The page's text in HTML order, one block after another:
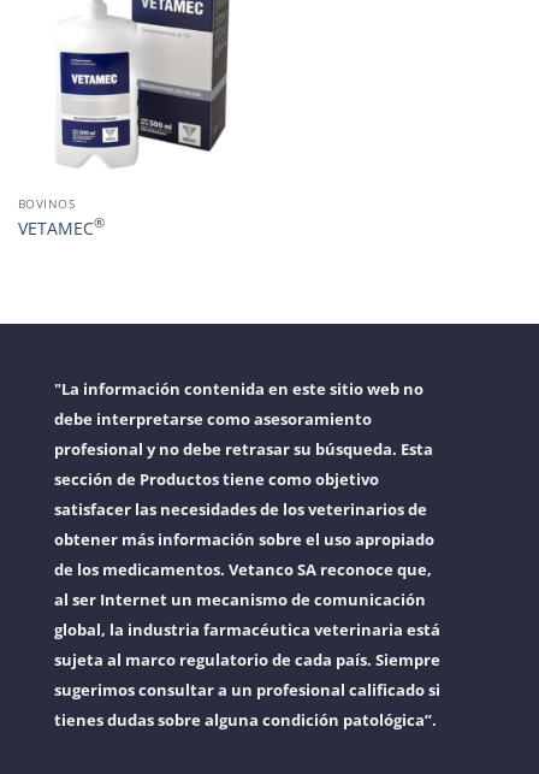
BOVINOS
VETAMEC®
"La información contenida en este sitio web no
debe interpretarse como asesoramiento
profesional y no debe retrasar su búsqueda. Esta
sección de Productos tiene como objetivo
satisfacer las necesidades de los veterinarios de
obtener más información sobre el uso apropiado
de los medicamentos. Vetanco SA reconoce que,
al ser Internet un mecanismo de comunicación
global, la industria farmacéutica veterinaria está
sujeta al marco regulatorio de cada país. Siempre
sugerimos consultar a un profesional calificado si
tienes dudas sobre alguna condición patológica”.